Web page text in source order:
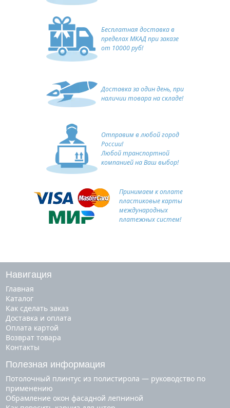
Бесплатная доставка в
пределах МКАД при заказе
от 10000 руб!
Доставка за один день, при
наличии товара на складе!
Отправим в любой город
России!
Любой транспортной
компанией на Ваш выбор!
Принимаем к оплате
пластиковые карты
международных
платежных систем!
Навигация
Главная
Каталог
Как сделать заказ
Доставка и оплата
Оплата картой
Возврат товара
Контакты
Полезная информация
Потолочный плинтус из полистирола — руководство по
применению
Обрамление окон фасадной лепниной